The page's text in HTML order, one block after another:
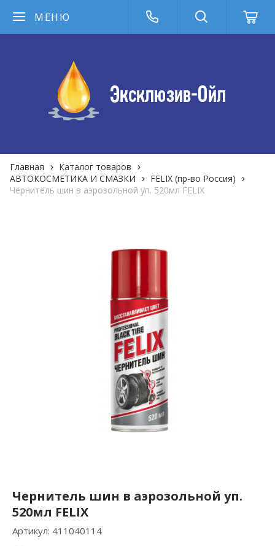
МЕНЮ
Главная
Каталог товаров
АВТОКОСМЕТИКА И СМАЗКИ
FELIX (пр-во Россия)
Чернитель шин в аэрозольной уп. 520мл FELIX
Чернитель шин в аэрозольной уп.
520мл FELIX
Артикул: 411040114